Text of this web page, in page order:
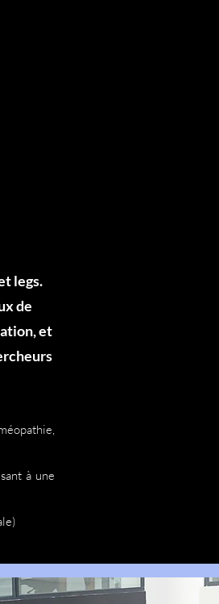
legs.
de
et
à une